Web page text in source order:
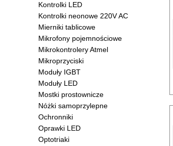
Kontrolki LED
Kontrolki neonowe 220V AC
Mierniki tablicowe
Mikrofony pojemnościowe
Mikrokontrolery Atmel
Mikroprzyciski
Moduły IGBT
Moduły LED
Mostki prostownicze
Nóżki samoprzylepne
Ochronniki
Oprawki LED
Optotriaki